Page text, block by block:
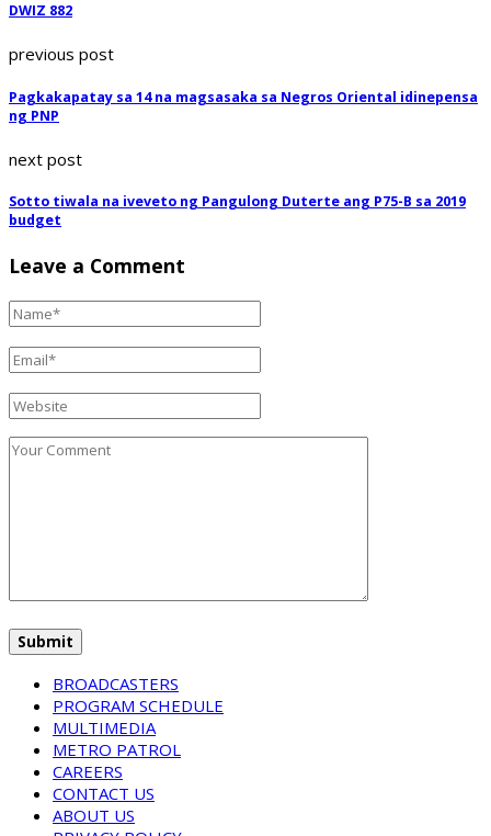
DWIZ 882
previous post
Pagkakapatay sa 14 na magsasaka sa Negros Oriental idinepensa
ng PNP
next post
Sotto tiwala na iveveto ng Pangulong Duterte ang P75-B sa 2019
budget
Leave a Comment
BROADCASTERS
PROGRAM SCHEDULE
MULTIMEDIA
METRO PATROL
CAREERS
CONTACT US
ABOUT US